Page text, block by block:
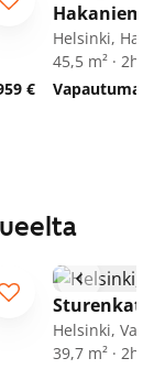
€
Helsinki,
45,5 m² ·
Helsinki,
39,7 m² ·